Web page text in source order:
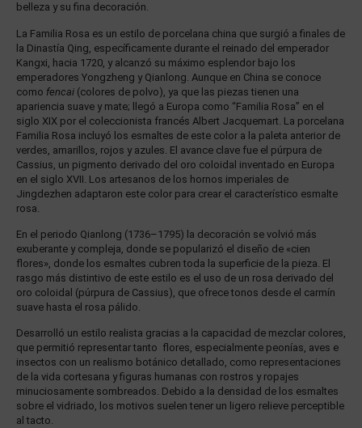
belleza y su fina decoración.
La Familia Rosa es un estilo de porcelana china que surgió a finales de
la Dinastía Qing, específicamente durante el reinado del emperador
Kangxi, hacia 1720, y alcanzó su máximo esplendor bajo los
emperadores Yongzheng y Qianlong. Aunque en China se conoce
como fencai (colores de polvo), ya que las piezas tienen una
apariencia suave y mate; llegó a Europa como “Familia Rosa” en el
siglo XIX por el coleccionista francés Albert Jacquemart. La porcelana
Familia Rosa incluyó los esmaltes de este color a la paleta anterior de
verdes, amarillos, rojos y azules. El avance clave fue el púrpura de
Cassius, un pigmento derivado del oro coloidal inventado en Europa
en el siglo XVII. Los artesanos de los hornos imperiales de
Jingdezhen adaptaron este color para crear el característico esmalte
rosa.
En el periodo Qianlong (1736–1795) la decoración se volvió más
exuberante y compleja, donde se popularizó el diseño de «cien
flores», donde los esmaltes cubren toda la superficie de la pieza. El
rasgo más distintivo de este estilo es el uso de un rosa derivado del
oro coloidal (púrpura de Cassius), que ofrece tonos desde el carmín
suave hasta el rosa pálido.
Desarrolló un estilo realista gracias a la capacidad de mezclar colores,
que permitió representar tanto flores, especialmente peonías, aves e
insectos con un realismo botánico detallado, como representaciones
de la vida cortesana y figuras humanas con rostros y ropajes
minuciosamente sombreados. Debido a la densidad de los esmaltes
sobre el vidriado, los motivos suelen tener un ligero relieve perceptible
al tacto.